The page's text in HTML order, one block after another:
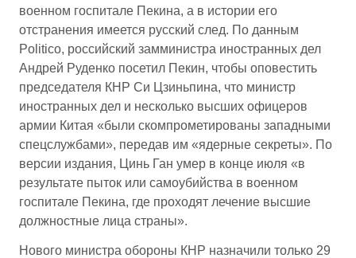
военном госпитале Пекина, а в истории его
отстранения имеется русский след. По данным
Politico, российский замминистра иностранных дел
Андрей Руденко посетил Пекин, чтобы оповестить
председателя КНР Си Цзиньпина, что министр
иностранных дел и несколько высших офицеров
армии Китая «были скомпрометированы западными
спецслужбами», передав им «ядерные секреты». По
версии издания, Цинь Ган умер в конце июля «в
результате пыток или самоубийства в военном
госпитале Пекина, где проходят лечение высшие
должностные лица страны».
Нового министра обороны КНР назначили только 29